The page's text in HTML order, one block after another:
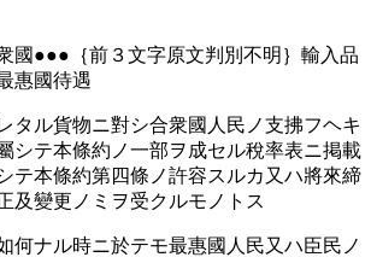
｛前３文字原文判別不明｝輸入品
惠國待遇󠄁
タル貨物ニ對シ合衆國人民ノ支拂フヘキ
シテ本條約ノ一部ヲ成セル稅率󠄁表ニ掲載
テ本條約第四條ノ許容スルカ又ハ將來締
及變更ノミヲ受クルモノトス
何ナル時ニ於テモ最惠國人民又ハ臣民ノ